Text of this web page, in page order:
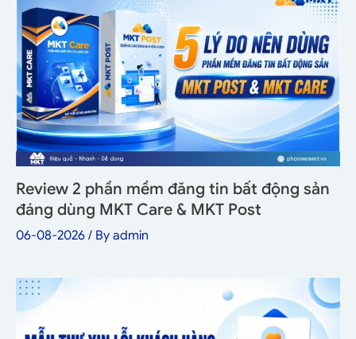
Review 2 phần mềm đăng tin bất động sản
đáng dùng MKT Care & MKT Post
06-08-2026 / By admin